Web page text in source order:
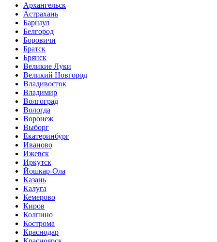
Архангельск
Астрахань
Барнаул
Белгород
Боровичи
Братск
Брянск
Великие Луки
Великий Новгород
Владивосток
Владимир
Волгоград
Вологда
Воронеж
Выборг
Екатеринбург
Иваново
Ижевск
Иркутск
Йошкар-Ола
Казань
Калуга
Кемерово
Киров
Колпино
Кострома
Краснодар